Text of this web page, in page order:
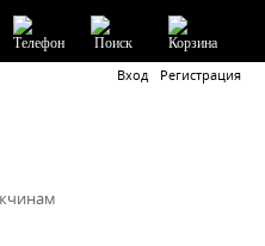
Вход Регистрация